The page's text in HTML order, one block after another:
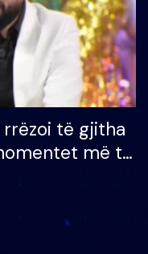
rrëzoi të gjitha
më të
VIP: Do më